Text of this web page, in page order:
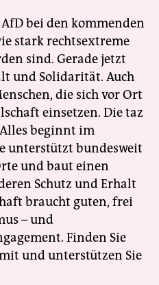
bei den kommenden
stark rechtsextreme
sind. Gerade jetzt
und Solidarität. Auch
die sich vor Ort
einsetzen. Die taz
beginnt im
unterstützt bundesweit
und baut einen
Schutz und Erhalt
braucht guten, frei
– und
Finden Sie
und unterstützen Sie